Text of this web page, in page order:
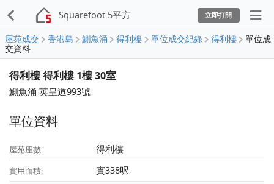
Squarefoot 5平方 立即打開
屋苑成交 香港島 鰂魚涌 得利樓 單位成交紀錄 得利樓
單位成
交資料
得利樓 得利樓 1樓 30室
鰂魚涌 英皇道993號
單位資料
屋苑座數: 得利樓
實用面積: 實338呎